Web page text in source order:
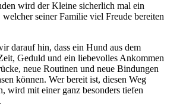
wird der Kleine sicherlich mal ein
seiner Familie viel Freude bereiten
darauf hin, dass ein Hund aus dem
Geduld und ein liebevolles Ankommen
neue Routinen und neue Bindungen
können. Wer bereit ist, diesen Weg
wird mit einer ganz besonders tiefen